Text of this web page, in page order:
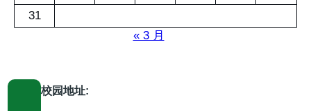
31
« 3 月
校园地址: